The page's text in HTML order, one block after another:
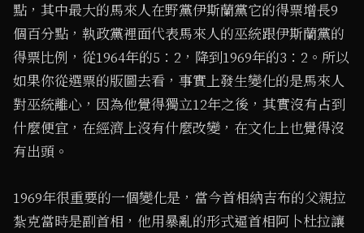
點，其中最大的馬來人在野黨伊斯蘭黨它的得票增長9
個百分點，執政黨裡面代表馬來人的巫統跟伊斯蘭黨的
得票比例，從1964年的5：2，降到1969年的3：2。所以
如果你從選票的版圖去看，事實上發生變化的是馬來人
對巫統離心，因為他覺得獨立12年之後，其實沒有占到
什麼便宜，在經濟上沒有什麼改變，在文化上也覺得沒
有出頭。
1969年很重要的一個變化是，當今首相納吉布的父親拉
紮克當時是副首相，他用暴亂的形式逼首相阿卜杜拉讓